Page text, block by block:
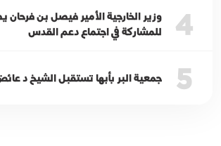
4
وزير الخارجية الأمير فيصل بن
للمشاركة في اجتماع دعم القدس
5 جمعية البر بأبها تستقبل الشيخ د